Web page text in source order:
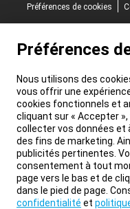
Préférences de cookies
Préférences
Nous utilisons des
vous offrir une
cookies fonctionnels et
cliquant sur « Accepter
collecter vos données et
des fins de marketing.
publicités pertinentes.
consentement à tout
page vers le bas et de
dans le pied de page.
confidentialité et